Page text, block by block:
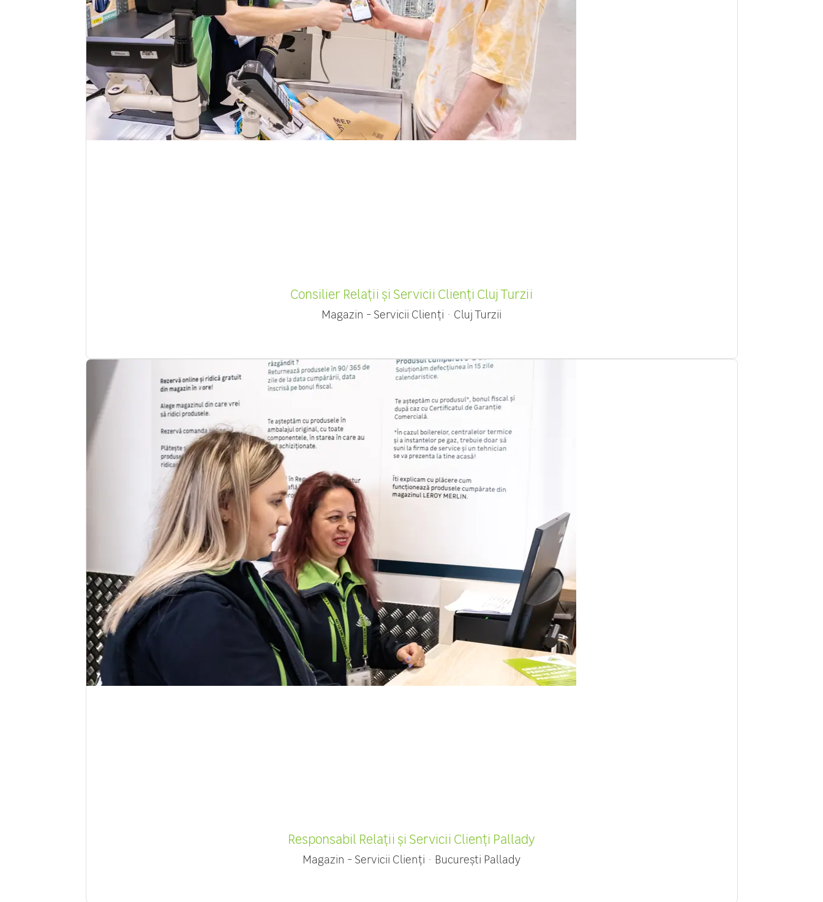
Consilier Relații și Servicii Clienți Cluj Turzii
Magazin - Servicii Clienți · Cluj Turzii
Responsabil Relații și Servicii Clienţi Pallady
Magazin - Servicii Clienți · București Pallady